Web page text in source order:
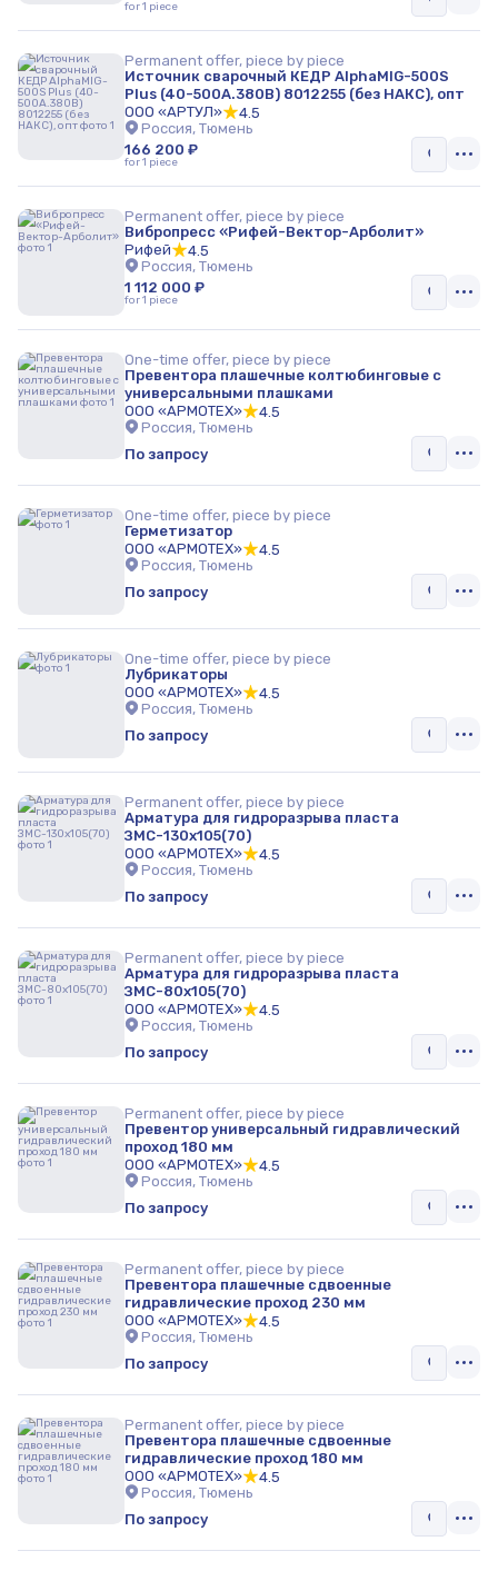
Вспениватели полистирола
Очистительное оборудование
Сопутствующее оборудование
for 1 piece
Permanent offer, piece by piece
Источник сварочный КЕДР AlphaMIG-500S
Plus (40-500A.380B) 8012255 (без НАКС), опт
ООО «АРТУЛ»
4.5
Россия, Тюмень
166 200 ₽
for 1 piece
Permanent offer, piece by piece
Вибропресс «Рифей-Вектор-Арболит»
Рифей
4.5
Россия, Тюмень
1 112 000 ₽
for 1 piece
One-time offer, piece by piece
Превентора плашечные колтюбинговые с
универсальными плашками
ООО «АРМОТЕХ»
4.5
Россия, Тюмень
По запросу
One-time offer, piece by piece
Герметизатор
ООО «АРМОТЕХ»
4.5
Россия, Тюмень
По запросу
One-time offer, piece by piece
Лубрикаторы
ООО «АРМОТЕХ»
4.5
Россия, Тюмень
По запросу
Permanent offer, piece by piece
Арматура для гидроразрыва пласта
ЗМС-130х105(70)
ООО «АРМОТЕХ»
4.5
Россия, Тюмень
По запросу
Permanent offer, piece by piece
Арматура для гидроразрыва пласта
ЗМС-80х105(70)
ООО «АРМОТЕХ»
4.5
Россия, Тюмень
По запросу
Permanent offer, piece by piece
Превентор универсальный гидравлический
проход 180 мм
ООО «АРМОТЕХ»
4.5
Россия, Тюмень
По запросу
Permanent offer, piece by piece
Превентора плашечные сдвоенные
гидравлические проход 230 мм
ООО «АРМОТЕХ»
4.5
Россия, Тюмень
По запросу
Permanent offer, piece by piece
Превентора плашечные сдвоенные
гидравлические проход 180 мм
ООО «АРМОТЕХ»
4.5
Россия, Тюмень
По запросу